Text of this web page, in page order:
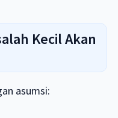
Kecil Akan
asumsi: